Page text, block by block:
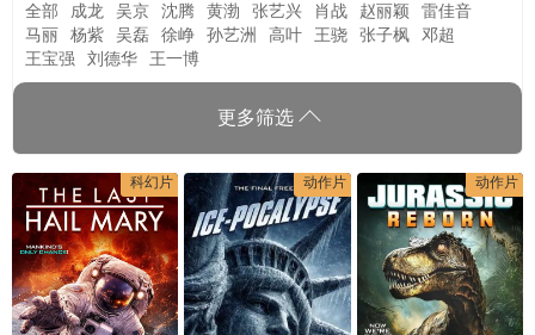
全部
成龙 吴京 沈腾 黄渤 张艺兴 肖战 赵丽颖
雷佳音
马丽
杨紫 吴磊 徐峥 孙艺洲 高叶 王骁 张子枫
邓超
王宝强
刘德华 王一博
更多筛选
科幻片 动作片 动作片